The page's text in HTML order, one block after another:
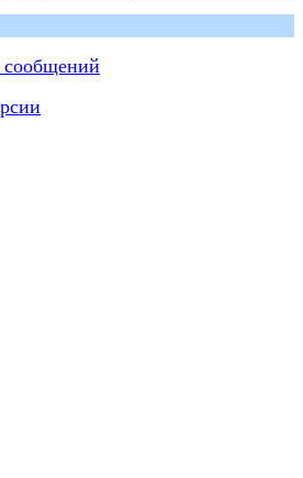
сообщений